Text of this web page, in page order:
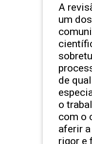
A
um
de
o
com o
aferir
rigor e